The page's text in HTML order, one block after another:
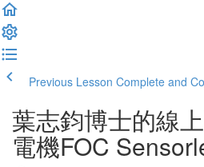
Previous Lesson Complete and
葉志鈞博士的線
電機FOC